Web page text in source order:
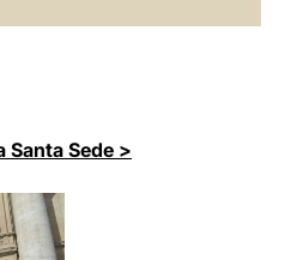
Sede >